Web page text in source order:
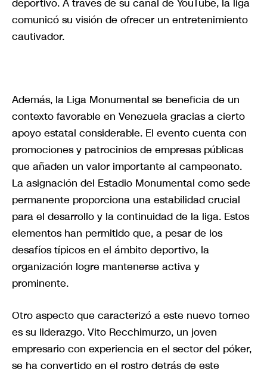
comunicó su visión de ofrecer un entretenimiento
cautivador.
Además, la Liga Monumental se beneficia de un
contexto favorable en Venezuela gracias a cierto
apoyo estatal considerable. El evento cuenta con
promociones y patrocinios de empresas públicas
que añaden un valor importante al campeonato.
La asignación del Estadio Monumental como sede
permanente proporciona una estabilidad crucial
para el desarrollo y la continuidad de la liga. Estos
elementos han permitido que, a pesar de los
desafíos típicos en el ámbito deportivo, la
organización logre mantenerse activa y
prominente.
Otro aspecto que caracterizó a este nuevo torneo
es su liderazgo. Vito Recchimurzo, un joven
empresario con experiencia en el sector del póker,
se ha convertido en el rostro detrás de este